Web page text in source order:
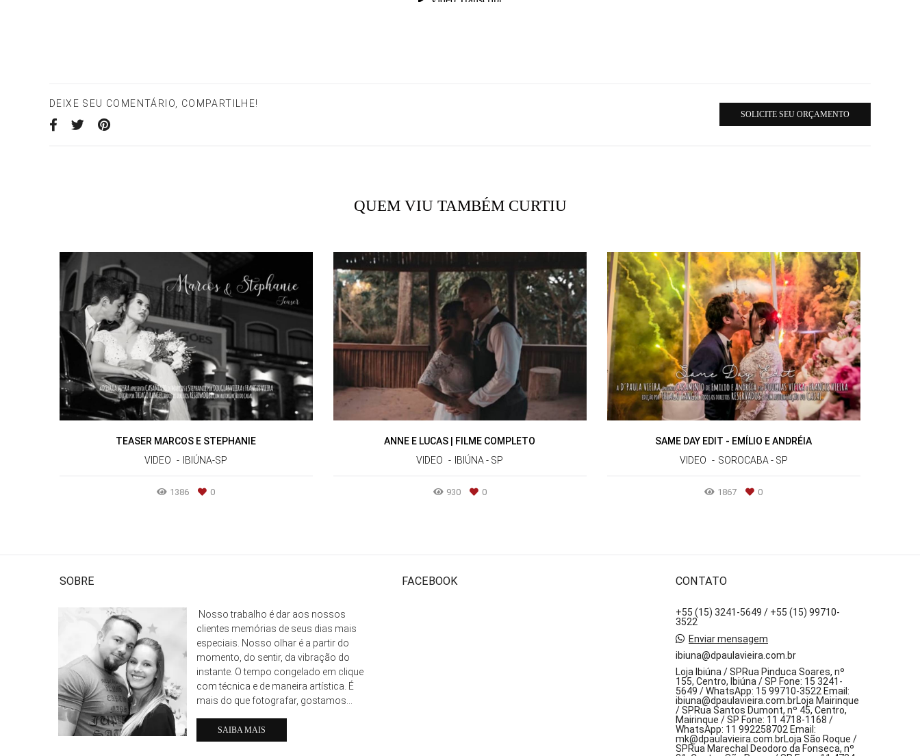
DEIXE SEU COMENTÁRIO, COMPARTILHE!
SOLICITE SEU ORÇAMENTO
QUEM VIU TAMBÉM CURTIU
TEASER MARCOS E STEPHANIE
VIDEO
IBIÚNA-SP
1386 0
ANNE E LUCAS | FILME COMPLETO
VIDEO
IBIÚNA - SP
930 0
SAME DAY EDIT - EMÍLIO E ANDRÉIA
VIDEO
SOROCABA - SP
1867 0
SOBRE
Nosso trabalho é dar aos nossos
clientes memórias de seus dias mais
especiais. Nosso olhar é a partir do
momento, do sentir, da vibração do
instante. O tempo congelado em clique
com técnica e de maneira artística. É
mais do que fotografar, gostamos...
SAIBA MAIS
FACEBOOK CONTATO
+55 (15) 3241-5649 / +55 (15) 99710-
3522
Enviar mensagem
ibiuna@dpaulavieira.com.br
Loja Ibiúna / SPRua Pinduca Soares, nº
155, Centro, Ibiúna / SP Fone: 15 3241-
5649 / WhatsApp: 15 99710-3522 Email:
ibiuna@dpaulavieira.com.brLoja Mairinque
/ SPRua Santos Dumont, nº 45, Centro,
Mairinque / SP Fone: 11 4718-1168 /
WhatsApp: 11 992258702 Email:
mk@dpaulavieira.com.brLoja São Roque /
SPRua Marechal Deodoro da Fonseca, nº